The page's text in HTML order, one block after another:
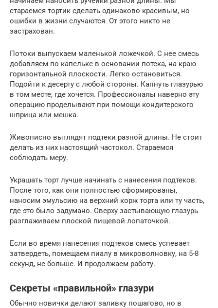
стараемся тортик сделать одинаково красивым, но
ошибки в жизни случаются. От этого никто не
застрахован.
Потоки выпускаем маленькой ложечкой. С нее смесь
добавляем по капельке в основании потека, на краю
горизонтальной плоскости. Легко остановиться.
Подойти к десерту с любой стороны. Капнуть глазурью
в том месте, где хочется. Профессионалы наверно эту
операцию проделывают при помощи кондитерского
шприца или мешка.
Живописно выглядят подтеки разной длины. Не стоит
делать из них настоящий частокол. Стараемся
соблюдать меру.
Украшать торт лучше начинать с нанесения подтеков.
После того, как они полностью сформированы,
наносим эмульсию на верхний корж торта или ту часть,
где это было задумано. Сверху застывающую глазурь
разглаживаем плоской пищевой лопаточкой.
Если во время нанесения подтеков смесь успевает
затвердеть, помещаем пиалу в микроволновку, на 5-8
секунд, не больше. И продолжаем работу.
Секреты «правильной» глазури
Обычно новички делают заливку пошагово, но в